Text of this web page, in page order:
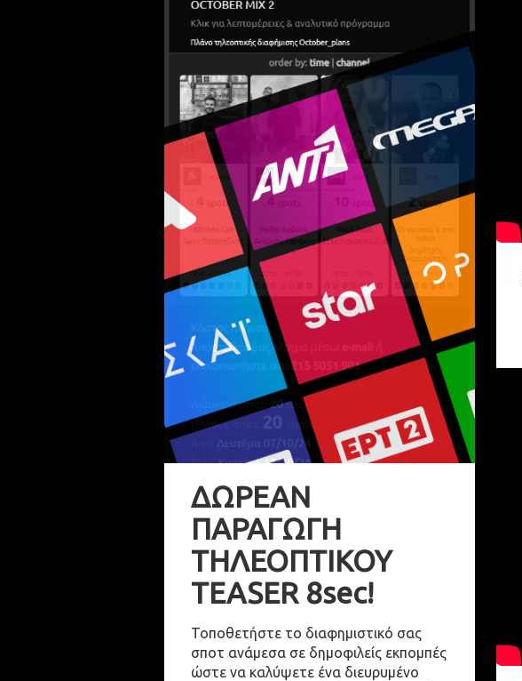
ΔΩΡΕΑΝ
ΠΑΡΑΓΩΓΗ
ΤΗΛΕΟΠΤΙΚΟΥ
TEASER 8sec!
Τοποθετήστε το διαφημιστικό σας
σποτ ανάμεσα σε δημοφιλείς εκπομπές
ώστε να καλύψετε ένα διευρυμένο